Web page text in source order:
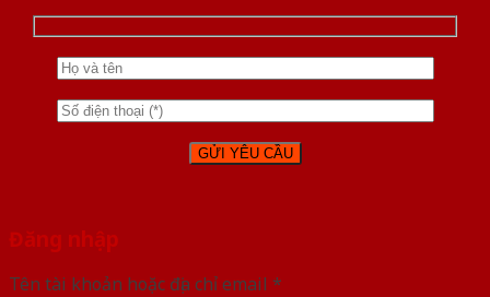
Đăng nhập
Tên tài khoản hoặc địa chỉ email *